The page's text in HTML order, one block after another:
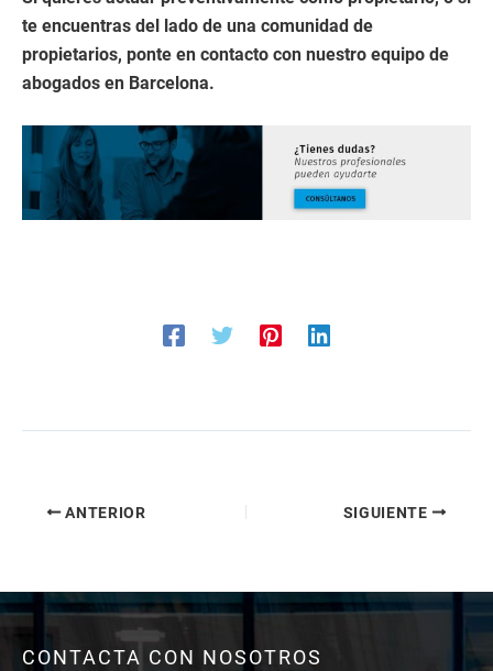
te encuentras del lado de una comunidad de
propietarios, ponte en contacto con nuestro equipo de
abogados en Barcelona.
ANTERIOR SIGUIENTE
CONTACTA CON NOSOTROS